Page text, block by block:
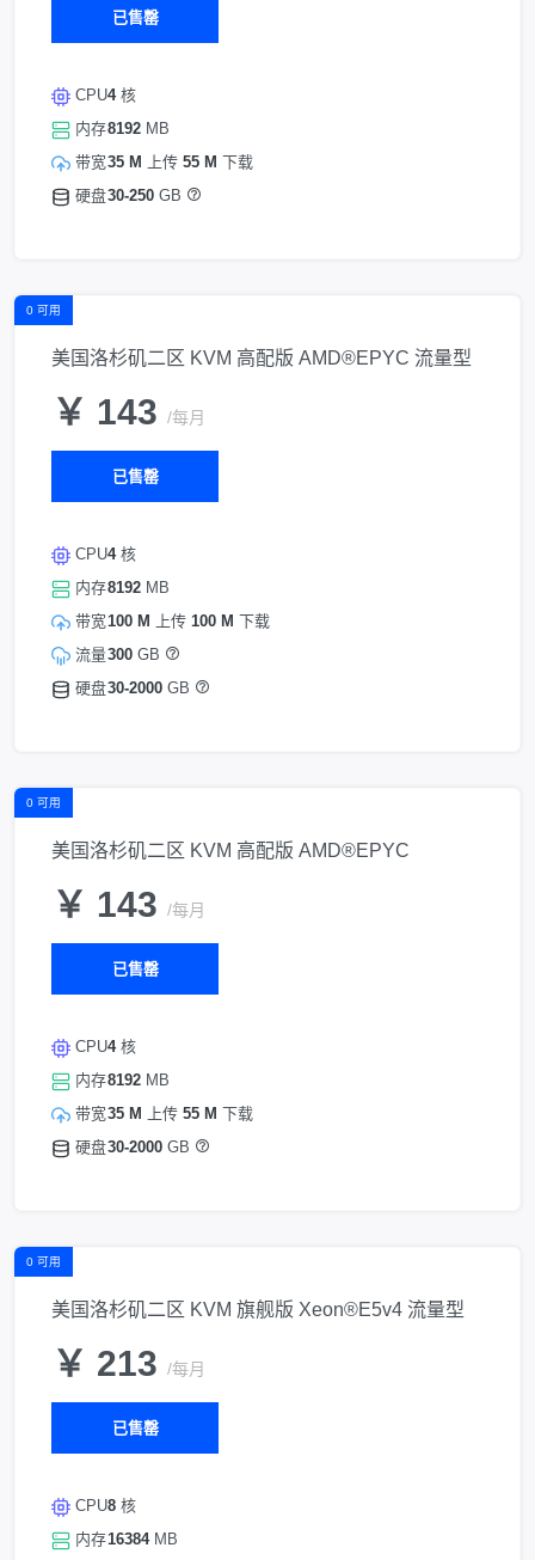
已售罄
CPU
内存
带宽
硬盘
4核
8192 MB
35 M
上传 55 M 下载
30-250 GB
0 可用
美国洛杉矶二区 KVM 高配版 AMD®EPYC 流量型
￥ 143 /每月
已售罄
CPU
内存
带宽
流量
硬盘
4核
8192 MB
100 M
上传 100 M 下载
300 GB
30-2000 GB
0 可用
美国洛杉矶二区 KVM 高配版 AMD®EPYC
￥ 143 /每月
已售罄
CPU
内存
带宽
硬盘
4核
8192 MB
35 M
上传 55 M 下载
30-2000 GB
0 可用
美国洛杉矶二区 KVM 旗舰版 Xeon®E5v4 流量型
￥ 213 /每月
已售罄
CPU
内存
8 核
16384MB